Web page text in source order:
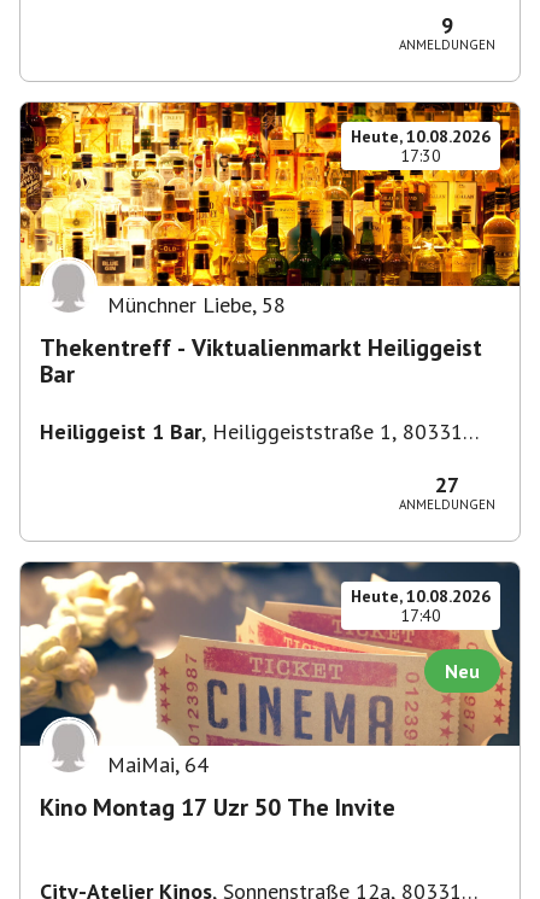
9
ANMELDUNGEN
Heute, 10.08.2026
17:30
Münchner Liebe, 58
Thekentreff - Viktualienmarkt Heiliggeist
Bar
Heiliggeist 1 Bar, Heiliggeiststraße 1, 80331
27
ANMELDUNGEN
Heute, 10.08.2026
17:40
Neu
MaiMai, 64
Kino Montag 17 Uzr 50 The Invite
City-Atelier Kinos, Sonnenstraße 12a, 80331